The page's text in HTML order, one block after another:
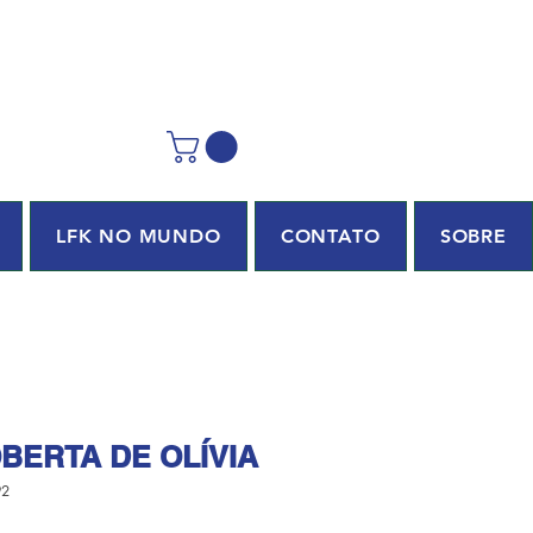
LFK NO MUNDO CONTATO SOBRE
DE OLÍVIA